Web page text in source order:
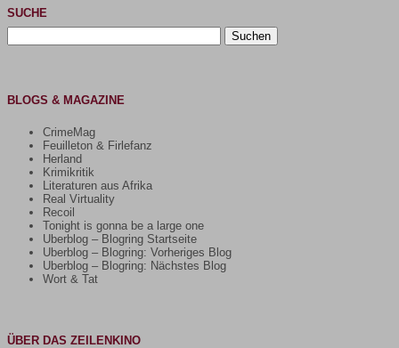
SUCHE
Suchen
nach:
BLOGS & MAGAZINE
CrimeMag
Feuilleton & Firlefanz
Herland
Krimikritik
Literaturen aus Afrika
Real Virtuality
Recoil
Tonight is gonna be a large one
Uberblog – Blogring Startseite
Uberblog – Blogring: Vorheriges Blog
Uberblog – Blogring: Nächstes Blog
Wort & Tat
ÜBER DAS ZEILENKINO